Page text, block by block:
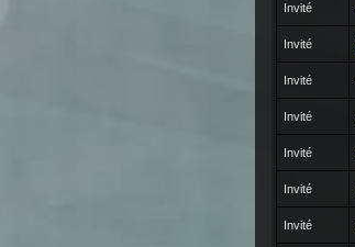
Invité
Invité
Invité
Invité
Invité
Invité
Invité